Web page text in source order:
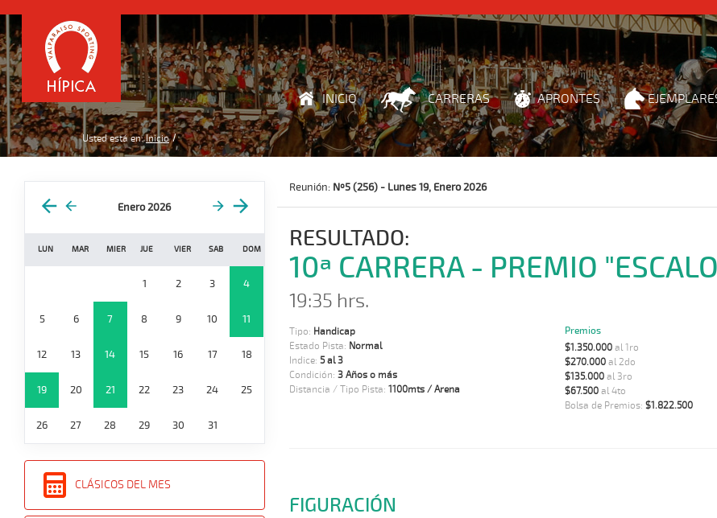
INICIO CARRERAS APRONTES
Usted está en: Inicio
Enero 2026
LUN MAR MIER JUE VIER SAB DOM
1 2 3 4
5 6 7 8 9 10 11
12 13 14 15 16 17 18
19 20 21 22 23 24 25
26 27 28 29 30 31
CLÁSICOS DEL MES
Reunión: Nº5 (256) - Lunes 19, Enero 2026
RESULTADO:
10ª CARRERA - PREMIO
19:35 hrs.
Tipo: Handicap
Estado Pista: Normal
Indice: 5 al 3
Condición: 3 Años o más
Distancia / Tipo Pista: 1100mts / Arena
Premios
$1.350.000al 1ro
$270.000al 2do
$135.000al 3ro
$67.500al 4to
Bolsa de Premios: $1.822.500
FIGURACIÓN